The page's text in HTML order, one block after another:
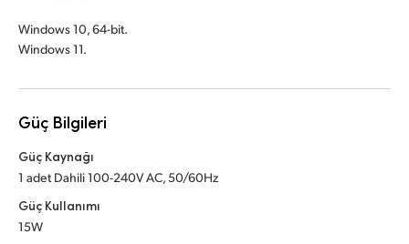
Windows 10, 64-bit.
Windows 11.
Güç Bilgileri
Güç Kaynağı
1 adet Dahili 100-240V AC, 50/60Hz
Güç Kullanımı
15W